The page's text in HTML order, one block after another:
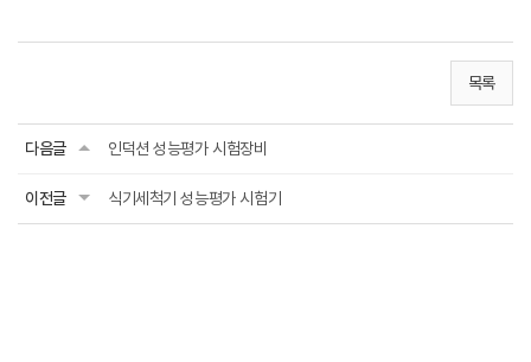
목록
다음글 인덕션 성능평가 시험장비
이전글 식기세척기 성능평가 시험기